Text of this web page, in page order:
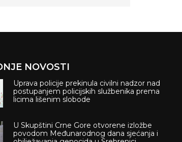
NOVOSTI
Uprava policije prekinula civilni nadzor nad
postupanjem policijskih službenika prema
licima lišenim slobode
U Skupštini Crne Gore otvorene izložbe
povodom Međunarodnog dana sjećanja i